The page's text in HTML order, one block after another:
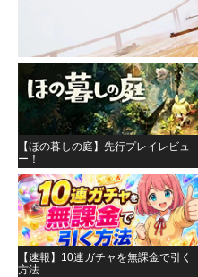
【ほの暮しの庭】先行プレイレビュ
ー！
【速報】10連ガチャを無課金で引く
方法